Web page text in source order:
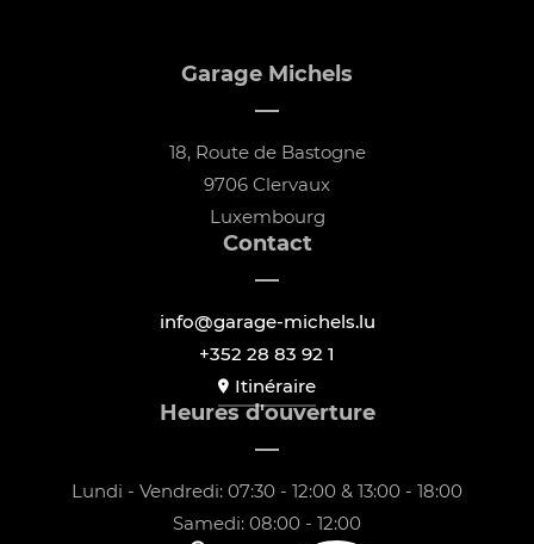
Garage Michels
18, Route de Bastogne
9706 Clervaux
Luxembourg
Contact
info@garage-michels.lu
+352 28 83 92 1
Itinéraire
Heures d'ouverture
Lundi - Vendredi: 07:30 - 12:00 & 13:00 - 18:00
Samedi: 08:00 - 12:00